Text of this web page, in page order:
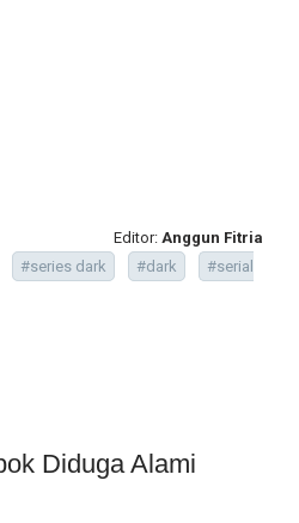
Editor: Anggun Fitria
#series dark #dark
#serial
Diduga Alami